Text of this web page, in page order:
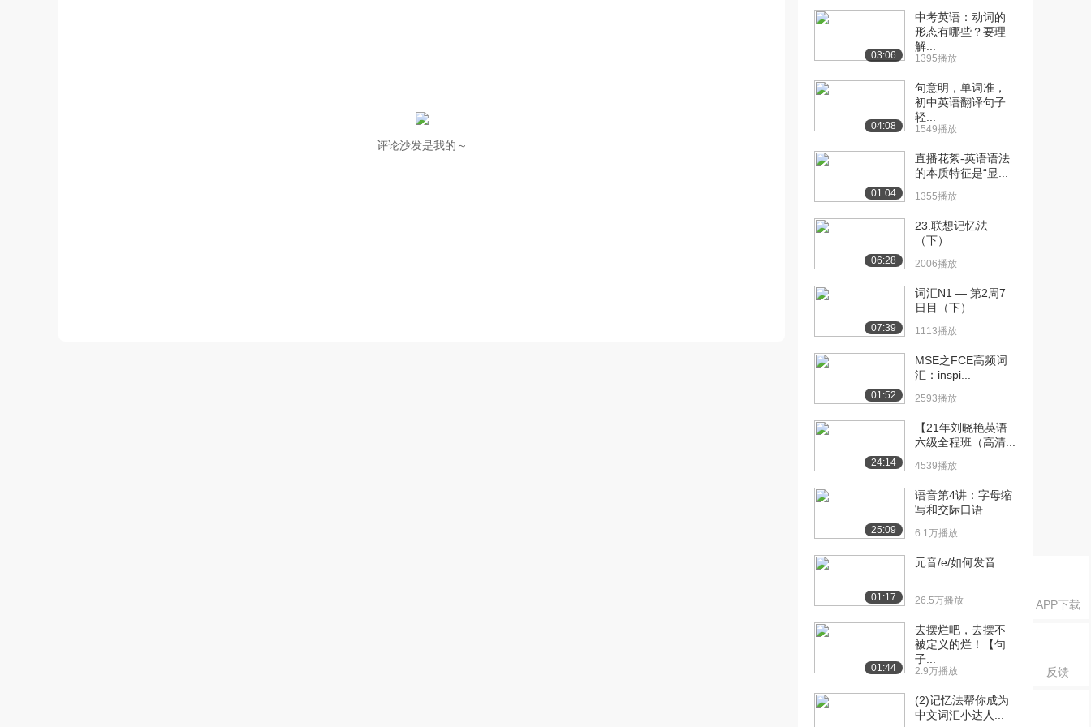
APP下载
反馈
评论沙发是我的～
03:06
中考英语：动词的
形态有哪些？要理
解...
1395播放
04:08
句意明，单词准，
初中英语翻译句子
轻...
1549播放
01:04
直播花絮-英语语法
的本质特征是“显...
1355播放
06:28
23.联想记忆法
（下）
2006播放
07:39
词汇N1 — 第2周7
日目（下）
1113播放
01:52
MSE之FCE高频词
汇：inspi...
2593播放
24:14
【21年刘晓艳英语
六级全程班（高清...
4539播放
25:09
语音第4讲：字母缩
写和交际口语
6.1万播放
01:17
元音/e/如何发音
26.5万播放
01:44
去摆烂吧，去摆不
被定义的烂！【句
子...
2.9万播放
(2)记忆法帮你成为
中文词汇小达人...